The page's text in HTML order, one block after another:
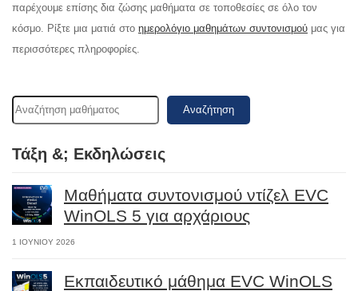
παρέχουμε επίσης δια ζώσης μαθήματα σε τοποθεσίες σε όλο τον
κόσμο. Ρίξτε μια ματιά στο ημερολόγιο μαθημάτων συντονισμού μας για
περισσότερες πληροφορίες.
Αναζήτηση
Τάξη &; Εκδηλώσεις
Μαθήματα συντονισμού ντίζελ EVC
WinOLS 5 για αρχάριους
1 ΙΟΥΝΊΟΥ 2026
Εκπαιδευτικό μάθημα EVC WinOLS